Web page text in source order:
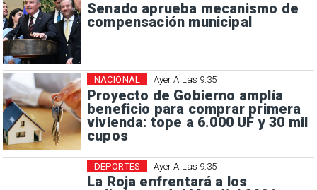
Senado aprueba mecanismo de
compensación municipal
Ayer A Las 9:35
Proyecto de Gobierno amplía
beneficio para comprar primera
vivienda: tope a 6.000 UF y 30 mil
cupos
NACIONAL
Ayer A Las 9:35
La Roja enfrentará a los
DEPORTES